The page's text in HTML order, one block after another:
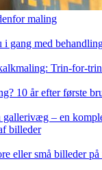
maling
i gang med
Trin-for-
10 år efter første
gallerivæg – en
billeder
eller små billeder